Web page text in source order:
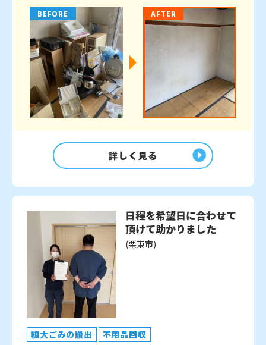
BEFORE AFTER
詳しく見る
日程を希望日に合わせて
頂けて助かりました
(栗東市)
粗大ごみの搬出 不用品回収